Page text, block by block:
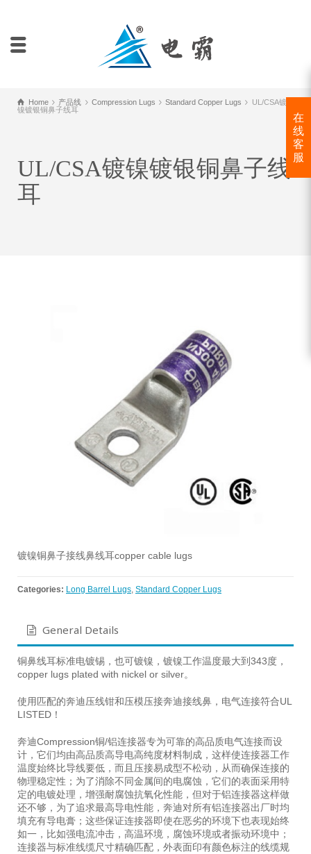
Home 产品线 Compression Lugs Standard Copper Lugs
UL/CSA镀
镍镀银铜鼻子线耳
UL/CSA镀镍镀银铜鼻子线
耳
镀镍铜鼻子接线鼻线耳copper cable lugs
Categories: Long Barrel Lugs Standard Copper Lugs
General Details
铜鼻线耳标准电镀锡，也可镀镍，镀镍工作温度最大到343度，
copper lugs plated with nickel or silver。
使用匹配的奔迪压线钳和压模压接奔迪接线鼻，电气连接符合UL
LISTED！
奔迪Compression铜/铝连接器专为可靠的高品质电气连接而设
计，它们均由高品质高导电高纯度材料制成，这样使连接器工作
温度始终比导线要低，而且压接易成型不松动，从而确保连接的
物理稳定性；为了消除不同金属间的电腐蚀，它们的表面采用特
定的电镀处理，增强耐腐蚀抗氧化性能，但对于铝连接器这样做
还不够，为了追求最高导电性能，奔迪对所有铝连接器出厂时均
填充有导电膏；这些保证连接器即使在恶劣的环境下也表现始终
如一，比如强电流冲击，高温环境，腐蚀环境或者振动环境中；
连接器与标准线缆尺寸精确匹配，外表面印有颜色标注的线缆规
在
线
客
服